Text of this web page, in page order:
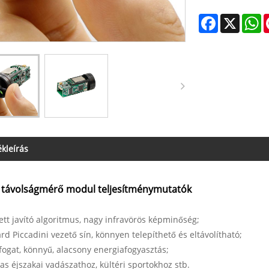
Facebook
X
távolságmérő modul teljesítménymutatók
javító algoritmus, nagy infravörös képminőség;
Piccadini vezető sín, könnyen telepíthető és eltávolítható;
könnyű, alacsony energiafogyasztás;
éjszakai vadászathoz, kültéri sportokhoz stb.